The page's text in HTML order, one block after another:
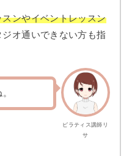
ンやイベントレッスン
オ通いできない方も指
ピラティス講師リ
サ